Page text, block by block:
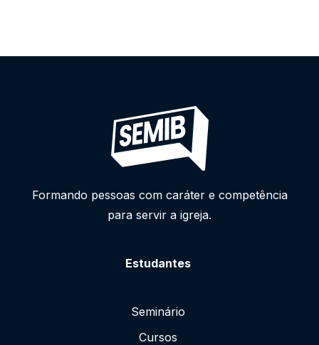
Formando pessoas com caráter e competência
para servir a igreja.
Estudantes
Seminário
Cursos